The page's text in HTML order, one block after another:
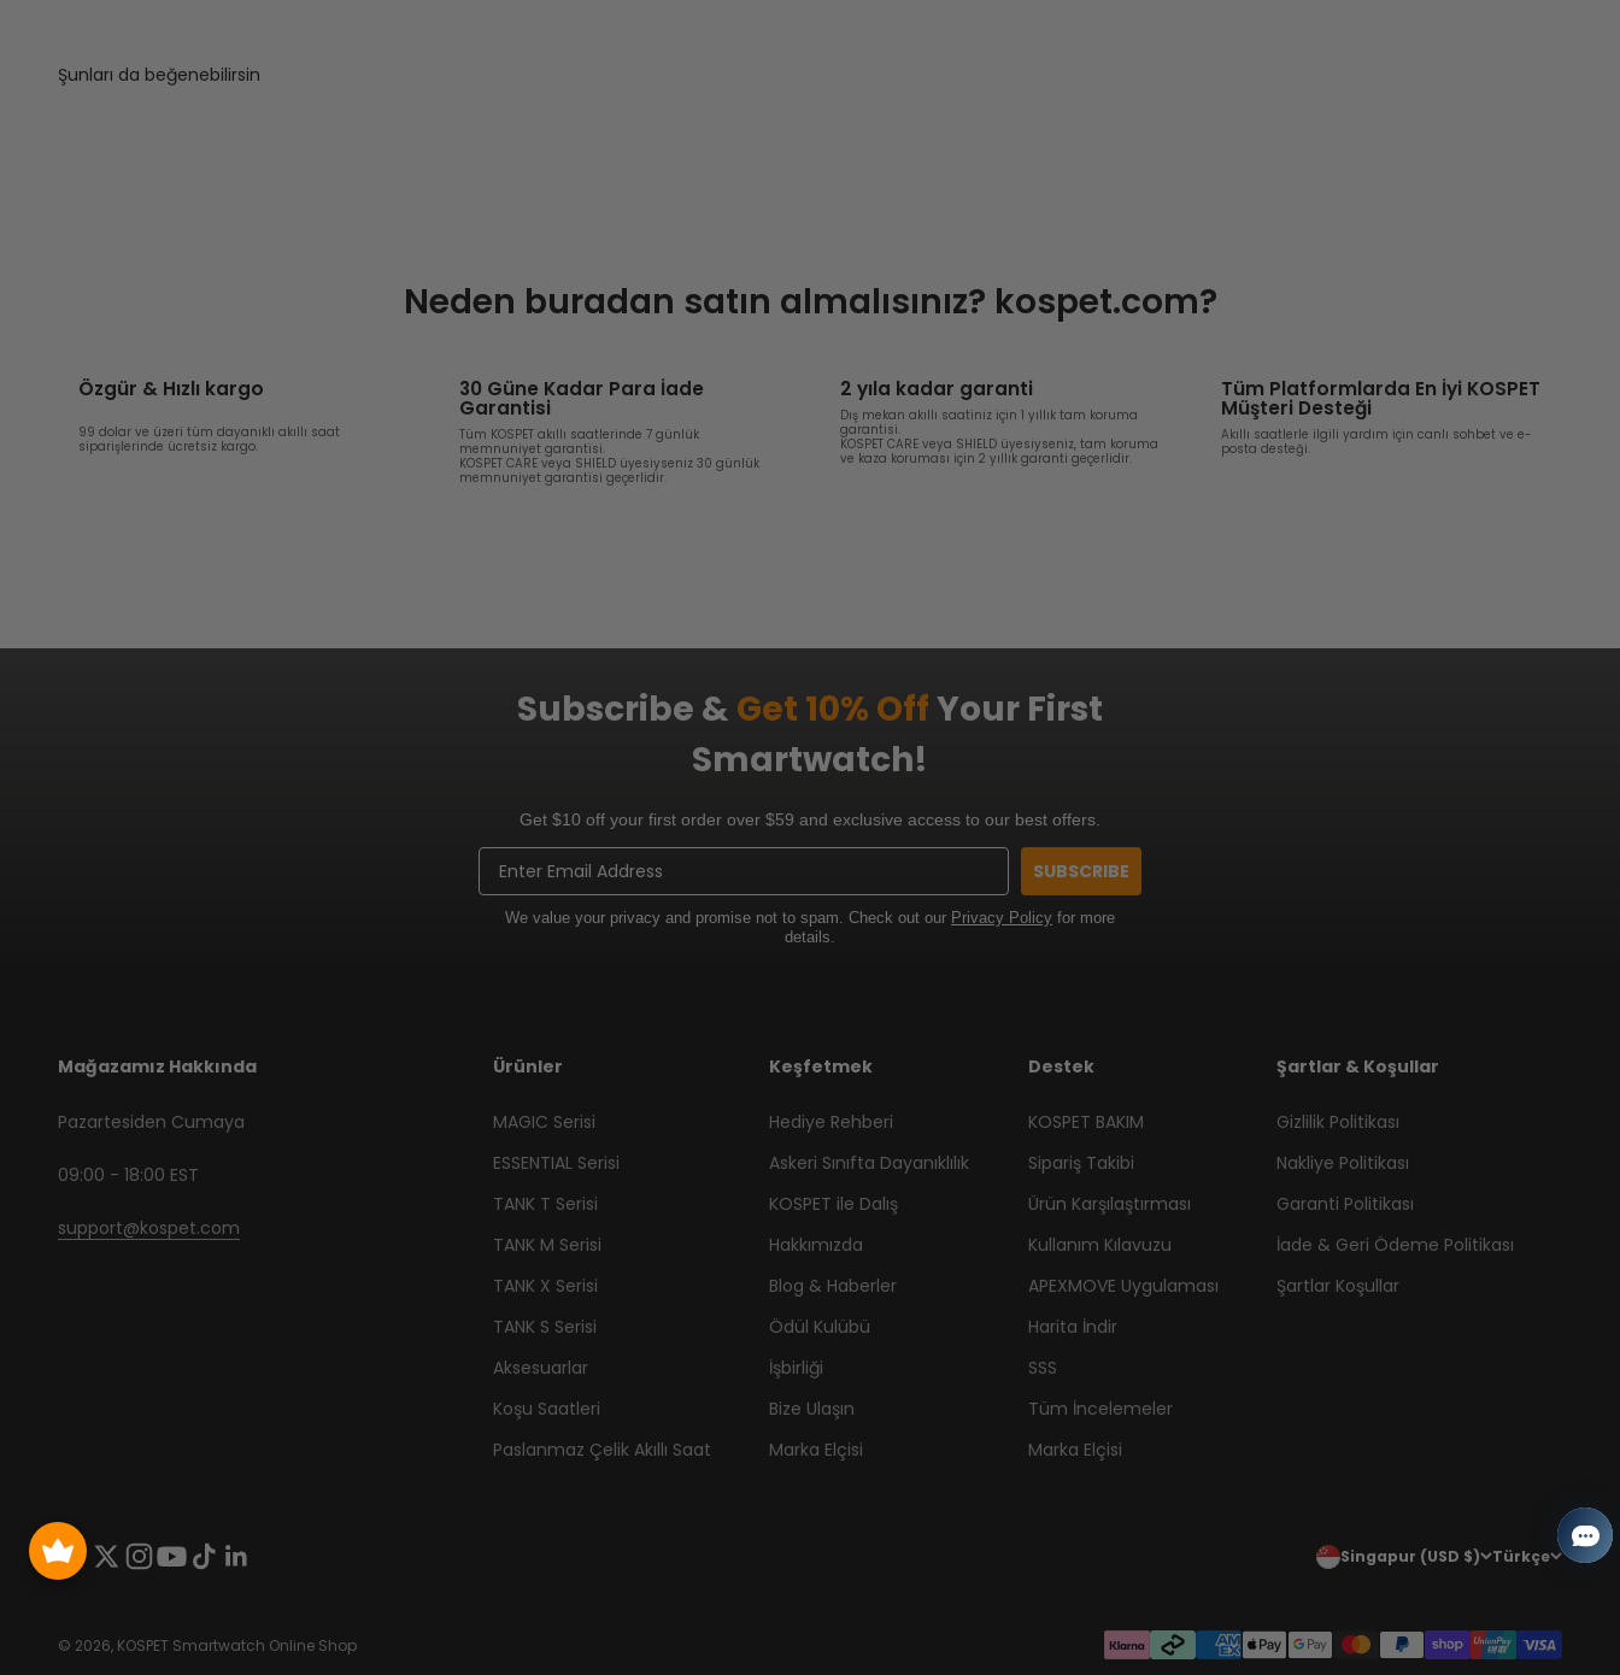
Şunları da beğenebilirsin
Neden buradan satın almalısınız? kospet.com?
Özgür & Hızlı kargo
99 dolar ve üzeri tüm dayanıklı akıllı saat
siparişlerinde ücretsiz kargo.
30 Güne Kadar Para İade
Garantisi
Tüm KOSPET akıllı saatlerinde 7 günlük
memnuniyet garantisi.
KOSPET CARE veya SHIELD üyesiyseniz 30 günlük
memnuniyet garantisi geçerlidir.
2 yıla kadar garanti
Dış mekan akıllı saatiniz için 1 yıllık tam koruma
garantisi.
KOSPET CARE veya SHIELD üyesiyseniz, tam koruma
ve kaza koruması için 2 yıllık garanti geçerlidir.
Tüm Platformlarda En İyi KOSPET
Müşteri Desteği
Akıllı saatlerle ilgili yardım için canlı sohbet ve e-
posta desteği.
Subscribe & Get 10% OffYour First
Smartwatch!
Get $10 off your first order over $59 and exclusive access to our best offers.
Email
SUBSCRIBE
We value your privacy and promise not to spam. Check out our Privacy Policy for more
details.
Mağazamız Hakkında
Pazartesiden Cumaya
09:00 - 18:00 EST
support@kospet.com
Ürünler
MAGIC Serisi
ESSENTIAL Serisi
TANK T Serisi
TANK M Serisi
TANK X Serisi
TANK S Serisi
Aksesuarlar
Koşu Saatleri
Paslanmaz Çelik Akıllı Saat
Keşfetmek
Hediye Rehberi
Askeri Sınıfta Dayanıklılık
KOSPET ile Dalış
Hakkımızda
Blog & Haberler
Ödül Kulübü
İşbirliği
Bize Ulaşın
Marka Elçisi
Destek
KOSPET BAKIM
Sipariş Takibi
Ürün Karşılaştırması
Kullanım Kılavuzu
APEXMOVE Uygulaması
Harita İndir
SSS
Tüm İncelemeler
Marka Elçisi
Şartlar & Koşullar
Gizlilik Politikası
Nakliye Politikası
Garanti Politikası
İade & Geri Ödeme Politikası
Şartlar Koşullar
Singapur (USD $) Türkçe
© 2026, KOSPET Smartwatch Online Shop